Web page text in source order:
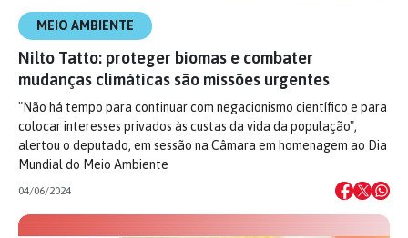
MEIO AMBIENTE
Nilto Tatto: proteger biomas e combater
mudanças climáticas são missões urgentes
"Não há tempo para continuar com negacionismo científico e para
colocar interesses privados às custas da vida da população",
alertou o deputado, em sessão na Câmara em homenagem ao Dia
Mundial do Meio Ambiente
04/06/2024